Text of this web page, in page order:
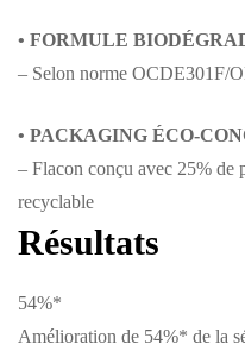
• FORMULE BIODÉ
– Selon norme OCDE301F/
• PACKAGING ÉCO-
– Flacon conçu avec 25% de
recyclable
Résultats
54%*
Amélioration de 54%* de la